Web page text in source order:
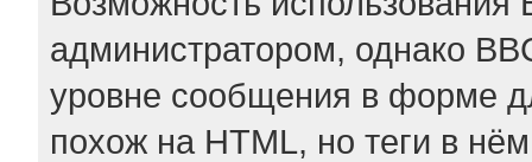
администратором, однако
уровне сообщения в форме
похож на HTML, но теги в